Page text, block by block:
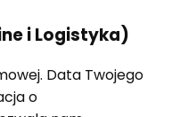
i Logistyka)
Data Twojego
o